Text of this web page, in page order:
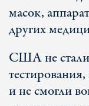
масок,
других
США не стали
и не смогли